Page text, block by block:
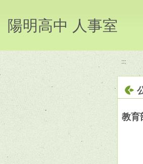
陽明高中 人事室
:::
教育